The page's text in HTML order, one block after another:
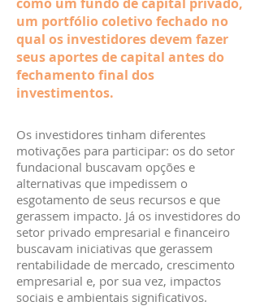
um portfólio coletivo fechado no
qual os investidores devem fazer
seus aportes de capital antes do
fechamento final dos
investimentos.
Os investidores tinham diferentes
motivações para participar: os do setor
fundacional buscavam opções e
alternativas que impedissem o
esgotamento de seus recursos e que
gerassem impacto. Já os investidores do
setor privado empresarial e financeiro
buscavam iniciativas que gerassem
rentabilidade de mercado, crescimento
empresarial e, por sua vez, impactos
sociais e ambientais significativos.